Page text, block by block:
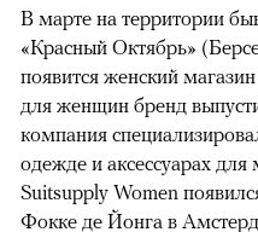
В марте на территории
«Красный Октябрь»
появится женский
для женщин бренд
компания
одежде и аксессуарах
Suitsupply Women
Фокке де Йонга в